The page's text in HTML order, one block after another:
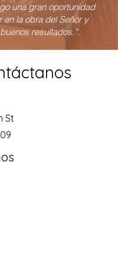
una gran oportunidad
en la obra del Señor y
resultados.“.
St